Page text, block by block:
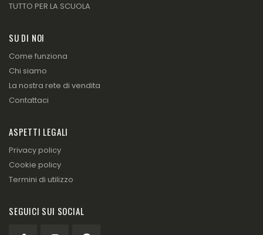
TUTTO PER LA SCUOLA
SU DI NOI
Come funziona
Chi siamo
La nostra rete di vendita
Contattaci
ASPETTI LEGALI
Privacy policy
Cookie policy
Termini di utilizzo
SEGUICI SUI SOCIAL